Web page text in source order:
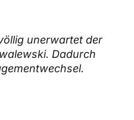
unerwartet der
Dadurch